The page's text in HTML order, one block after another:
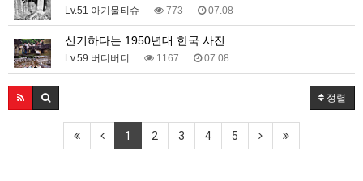
Lv.51 아기물티슈 773 07.08
신기하다는 1950년대 한국 사진
Lv.59 버디버디 1167 07.08
정렬
1 2 3 4 5